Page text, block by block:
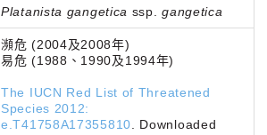
Platanista gangetica ssp.gangetica
瀕危 (2004及2008年)
易危 (1988、1990及1994年)
The IUCN Red List of Threatened
Species 2012:
e.T41758A17355810
Downloaded